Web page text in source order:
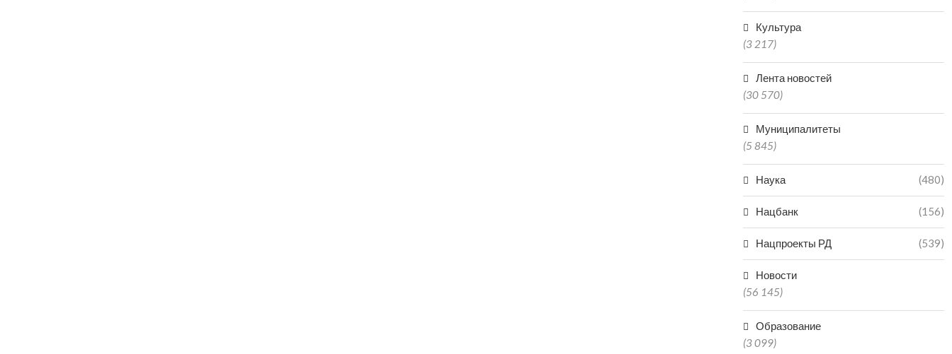
Культура
(3 217)
Лента новостей
(30 570)
Муниципалитеты
(5 845)
Наука (480)
Нацбанк (156)
Нацпроекты РД (539)
Новости
(56 145)
Образование
(3 099)